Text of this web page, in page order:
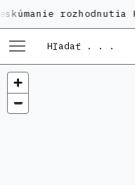
rozhodnutia KPÚ